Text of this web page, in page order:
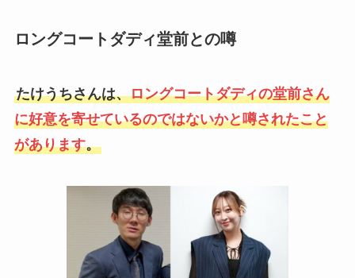
ロングコートダディ堂前との噂
たけうちさんは、ロングコートダディの堂前さん
に好意を寄せているのではないかと噂されたこと
があります。